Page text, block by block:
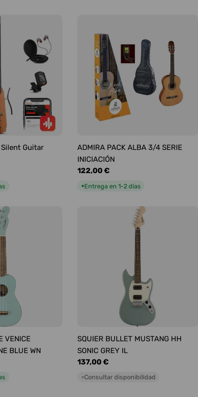
Silent Guitar
ADMIRA PACK ALBA 3/4 SERIE
INICIACIÓN
Precio
122,00 €
●Entrega en 1-2 días
VENICE
BLUE WN
SQUIER BULLET MUSTANG HH
SONIC GREY IL
Precio
137,00 €
○Consultar disponibilidad